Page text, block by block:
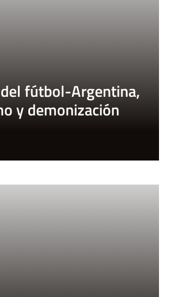
fútbol-Argentina,
y demonización